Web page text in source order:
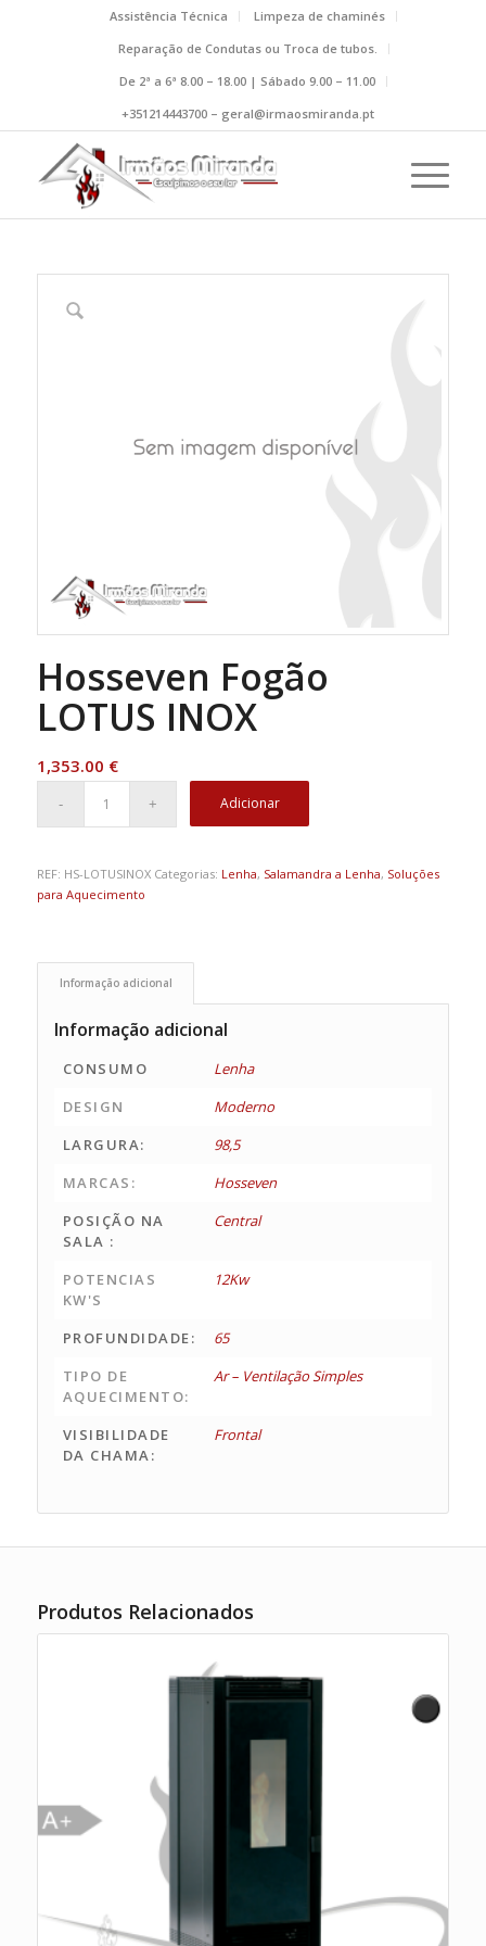
Assistência Técnica
Limpeza de chaminés
Reparação de Condutas ou Troca de tubos.
De 2ª a 6ª 8.00 – 18.00 | Sábado 9.00 – 11.00
+351214443700 – geral@irmaosmiranda.pt
Hosseven Fogão
LOTUS INOX
1,353.00 €
Adicionar
REF: HS-LOTUSINOX Categorias: Lenha, Salamandra a Lenha, Soluções
para Aquecimento
Informação adicional
Informação adicional
CONSUMO
Lenha
DESIGN
Moderno
LARGURA:
98,5
MARCAS:
Hosseven
POSIÇÃO NA
SALA :
Central
POTENCIAS
KW'S
12Kw
PROFUNDIDADE:
65
TIPO DE
AQUECIMENTO:
Ar – Ventilação Simples
VISIBILIDADE
DA CHAMA:
Frontal
Produtos Relacionados